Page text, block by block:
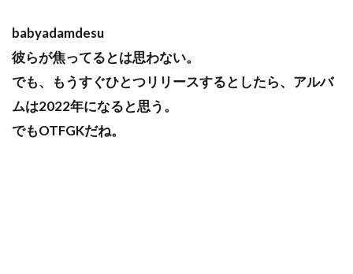
babyadamdesu
彼らが焦ってるとは思わない。
でも、もうすぐひとつリリースするとしたら、アルバ
ムは2022年になると思う。
でもOTFGKだね。